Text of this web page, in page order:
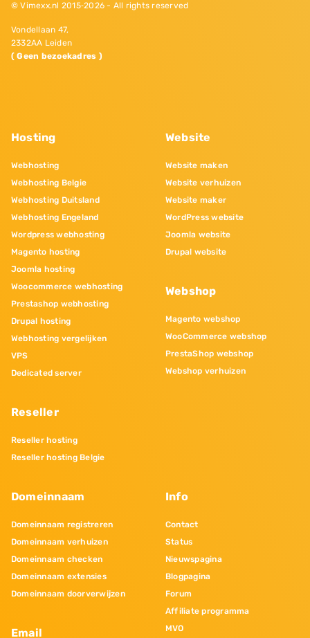
© Vimexx.nl 2015‐2026 - All rights reserved
Vondellaan 47,
2332AA Leiden
( Geen bezoekadres )
Hosting
Webhosting
Webhosting Belgie
Webhosting Duitsland
Webhosting Engeland
Wordpress webhosting
Magento hosting
Joomla hosting
Woocommerce webhosting
Prestashop webhosting
Drupal hosting
Webhosting vergelijken
VPS
Dedicated server
Reseller
Reseller hosting
Reseller hosting Belgie
Website
Website maken
Website verhuizen
Website maker
WordPress website
Joomla website
Drupal website
Webshop
Magento webshop
WooCommerce webshop
PrestaShop webshop
Webshop verhuizen
Domeinnaam
Domeinnaam registreren
Domeinnaam verhuizen
Domeinnaam checken
Domeinnaam extensies
Domeinnaam doorverwijzen
Email
Info
Contact
Status
Nieuwspagina
Blogpagina
Forum
Affiliate programma
MVO